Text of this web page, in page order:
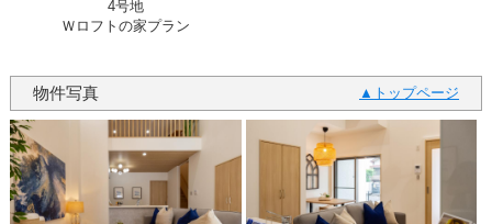
4号地
Ｗロフトの家プラン
物件写真 トップページ